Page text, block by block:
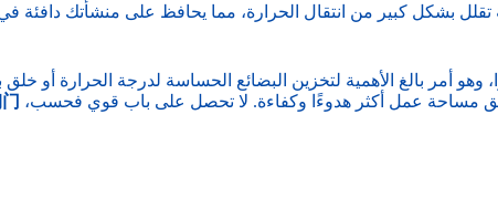
تقلل بشكل كبير من انتقال الحرارة، مما يحافظ على منشأتك دافئة
وهو أمر بالغ الأهمية لتخزين البضائع الحساسة لدرجة الحرارة أو
يخلق مساحة عمل أكثر هدوءًا وكفاءة. لا تحصل على باب قوي فحسب،